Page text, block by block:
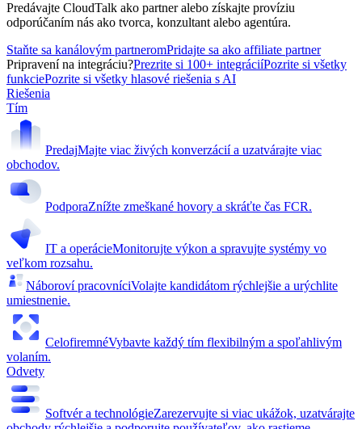
Predávajte CloudTalk ako partner alebo získajte províziu
odporúčaním nás ako tvorca, konzultant alebo agentúra.
Staňte sa kanálovým partneromPridajte sa ako affiliate partner
Pripravení na integráciu?Prezrite si 100+ integráciíPozrite si všetky
funkciePozrite si všetky hlasové riešenia s AI
Riešenia
Tím
PredajMajte viac živých konverzácií a uzatvárajte viac
obchodov.
PodporaZnížte zmeškané hovory a skráťte čas FCR.
IT a operácieMonitorujte výkon a spravujte systémy vo
veľkom rozsahu.
Náboroví pracovníciVolajte kandidátom rýchlejšie a urýchlite
umiestnenie.
CelofiremnéVybavte každý tím flexibilným a spoľahlivým
volaním.
Odvety
Softvér a technológieZarezervujte si viac ukážok, uzatvárajte